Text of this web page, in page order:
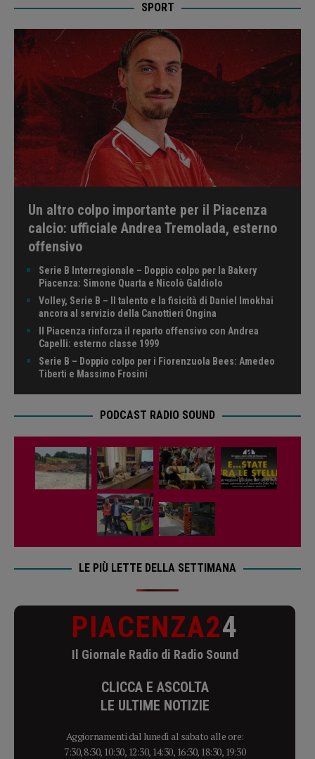
SPORT
Un altro colpo importante per il Piacenza
calcio: ufficiale Andrea Tremolada, esterno
offensivo
Serie B Interregionale – Doppio colpo per la Bakery
Piacenza: Simone Quarta e Nicolò Galdiolo
Volley, Serie B – Il talento e la fisicità di Daniel Imokhai
ancora al servizio della Canottieri Ongina
Il Piacenza rinforza il reparto offensivo con Andrea
Capelli: esterno classe 1999
Serie B – Doppio colpo per i Fiorenzuola Bees: Amedeo
Tiberti e Massimo Frosini
PODCAST RADIO SOUND
LE PIÙ LETTE DELLA SETTIMANA
PIACENZA24
Il Giornale Radio di Radio Sound
CLICCA E ASCOLTA
LE ULTIME NOTIZIE
Aggiornamenti dal lunedì al sabato alle ore:
7:30, 8:30, 10:30, 12:30, 14:30, 16:30, 18:30, 19:30